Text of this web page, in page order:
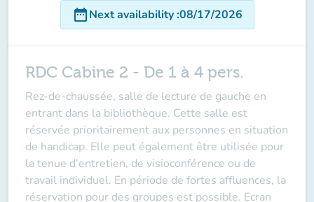
date_rangeNext availability:08/17/2026
RDC Cabine 2 - De 1 à 4 pers.
Rez-de-chaussée, salle de lecture de gauche en
entrant dans la bibliothèque. Cette salle est
réservée prioritairement aux personnes en situation
de handicap. Elle peut également être utilisée pour
la tenue d'entretien, de visioconférence ou de
travail individuel. En période de fortes affluences, la
réservation pour des groupes est possible. Ecran